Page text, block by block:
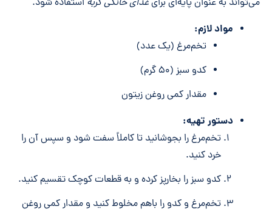
مواد لازم:
تخم‌مرغ (یک عدد)
کدو سبز (۵۰ گرم)
مقدار کمی روغن زیتون
دستور تهیه:
تخم‌مرغ را بجوشانید تا کاملاً سفت شود و سپس آن را
خرد کنید.
کدو سبز را بخارپز کرده و به قطعات کوچک تقسیم کنید.
تخم‌مرغ و کدو را باهم مخلوط کنید و مقدار کمی روغن